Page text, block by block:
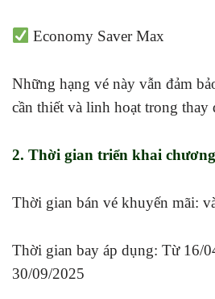
Economy Saver Max
Những hạng vé này vẫn đảm
cần thiết và linh hoạt trong thay
2. Thời gian triển khai
Thời gian bán vé khuyến mãi:
Thời gian bay áp dụng: Từ 16/
30/09/2025